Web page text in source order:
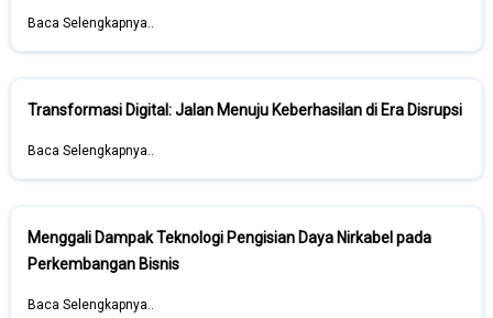
Baca Selengkapnya..
Transformasi Digital: Jalan Menuju Keberhasilan di Era Disrupsi
Baca Selengkapnya..
Menggali Dampak Teknologi Pengisian Daya Nirkabel pada
Perkembangan Bisnis
Baca Selengkapnya..